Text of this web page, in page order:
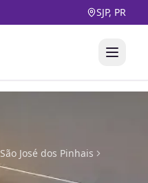
SJP, PR
São José dos Pinhais